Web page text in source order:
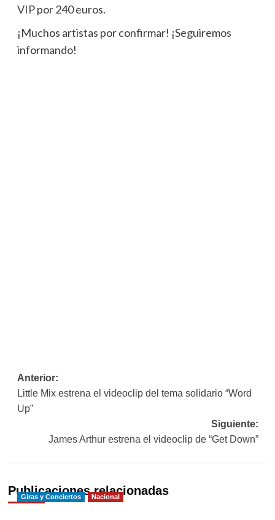
VIP por 240 euros.
¡Muchos artistas por confirmar! ¡Seguiremos
informando!
Navegación
de
entradas
Anterior:
Little Mix estrena el videoclip del tema solidario “Word
Up”
Siguiente:
James Arthur estrena el videoclip de “Get Down”
Publicaciones relacionadas
Giras y Conciertos Nacional